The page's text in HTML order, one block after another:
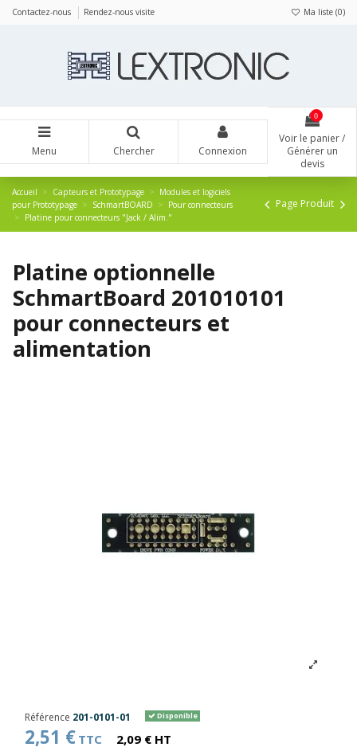
Contactez-nous Rendez-nous visite Ma liste (0)
Menu Chercher Connexion
0
Voir le panier /
Générer un
devis
Accueil Capteurs et Prototypage
Modules et logiciels
pour Prototypage
SchmartBOARD
Pour connecteurs
Platine pour connecteurs "Jack / Alim."
Page Produit
Platine optionnelle
SchmartBoard 201010101
pour connecteurs et
alimentation
Référence 201-0101-01 Disponible
2,51 € TTC 2,09 € HT
Panneau de gestion des cookies